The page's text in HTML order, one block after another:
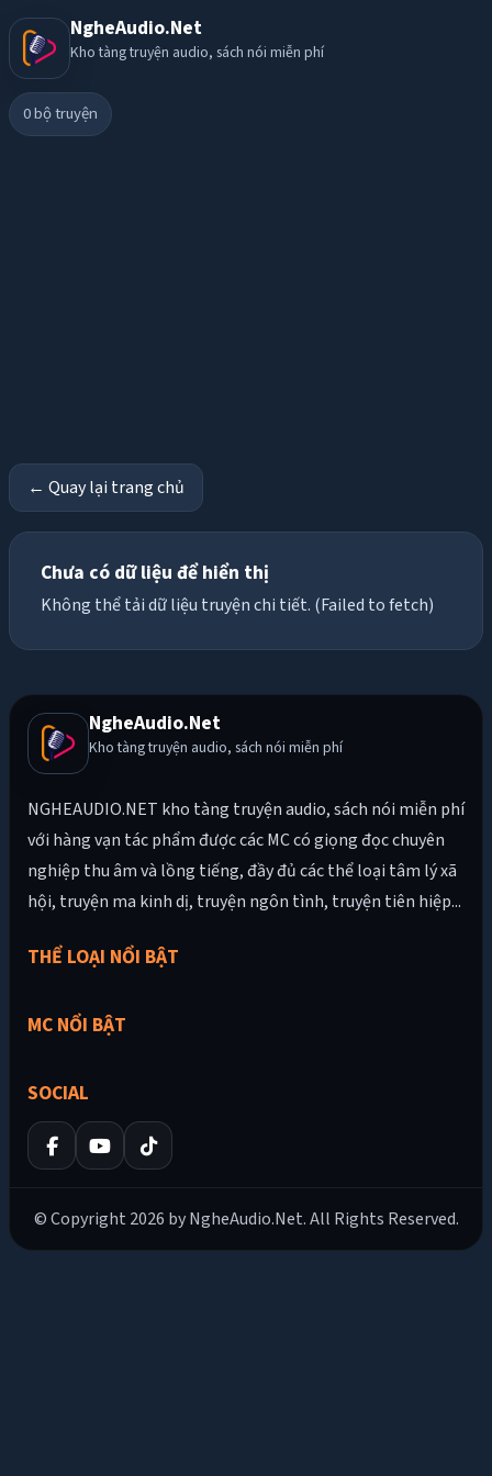
NgheAudio.Net
Kho tàng truyện audio, sách nói miễn phí
0bộ truyện
← Quay lại trang chủ
Chưa có dữ liệu để hiển thị
Không thể tải dữ liệu truyện chi tiết. (Failed to fetch)
NgheAudio.Net
Kho tàng truyện audio, sách nói miễn phí
NGHEAUDIO.NET kho tàng truyện audio, sách nói miễn phí
với hàng vạn tác phẩm được các MC có giọng đọc chuyên
nghiệp thu âm và lồng tiếng, đầy đủ các thể loại tâm lý xã
hội, truyện ma kinh dị, truyện ngôn tình, truyện tiên hiệp...
THỂ LOẠI NỔI BẬT
MC NỔI BẬT
SOCIAL
© Copyright 2026 by NgheAudio.Net. All Rights Reserved.